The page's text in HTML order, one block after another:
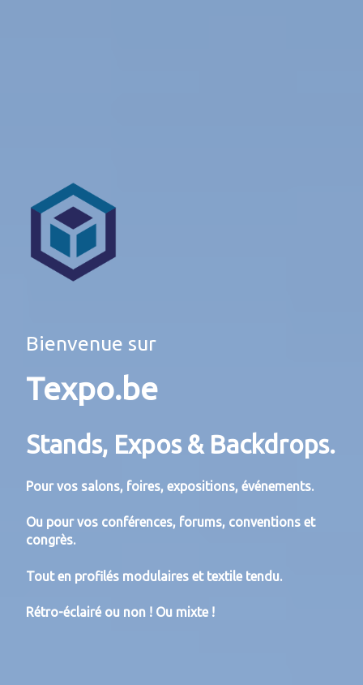
Bienvenue sur
Texpo.be
Stands, Expos & Backdrops.
Pour vos salons, foires, expositions, événements.
Ou pour vos conférences, forums, conventions et
congrès.
Tout en profilés modulaires et textile tendu.
Rétro-éclairé ou non ! Ou mixte !